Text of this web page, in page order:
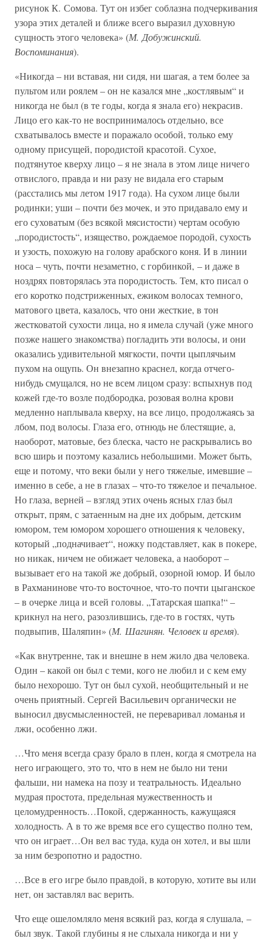
рисунок К. Сомова. Тут он избег соблазна подчеркивания
узора этих деталей и ближе всего выразил духовную
сущность этого человека» (М. Добужинский.
Воспоминания).
«Никогда – ни вставая, ни сидя, ни шагая, а тем более за
пультом или роялем – он не казался мне „костлявым“ и
никогда не был (в те годы, когда я знала его) некрасив.
Лицо его как-то не воспринималось отдельно, все
схватывалось вместе и поражало особой, только ему
одному присущей, породистой красотой. Сухое,
подтянутое кверху лицо – я не знала в этом лице ничего
отвислого, правда и ни разу не видала его старым
(расстались мы летом 1917 года). На сухом лице были
родинки; уши – почти без мочек, и это придавало ему и
его суховатым (без всякой мясистости) чертам особую
„породистость“, изящество, рождаемое породой, сухость
и узость, похожую на голову арабского коня. И в линии
носа – чуть, почти незаметно, с горбинкой, – и даже в
ноздрях повторялась эта породистость. Тем, кто писал о
его коротко подстриженных, ежиком волосах темного,
матового цвета, казалось, что они жесткие, в тон
жестковатой сухости лица, но я имела случай (уже много
позже нашего знакомства) погладить эти волосы, и они
оказались удивительной мягкости, почти цыплячьим
пухом на ощупь. Он внезапно краснел, когда отчего-
нибудь смущался, но не всем лицом сразу: вспыхнув под
кожей где-то возле подбородка, розовая волна крови
медленно наплывала кверху, на все лицо, продолжаясь за
лбом, под волосы. Глаза его, отнюдь не блестящие, а,
наоборот, матовые, без блеска, часто не раскрывались во
всю ширь и поэтому казались небольшими. Может быть,
еще и потому, что веки были у него тяжелые, имевшие –
именно в себе, а не в глазах – что-то тяжелое и печальное.
Но глаза, верней – взгляд этих очень ясных глаз был
открыт, прям, с затаенным на дне их добрым, детским
юмором, тем юмором хорошего отношения к человеку,
который „подначивает“, ножку подставляет, как в покере,
но никак, ничем не обижает человека, а наоборот –
вызывает его на такой же добрый, озорной юмор. И было
в Рахманинове что-то восточное, что-то почти цыганское
– в очерке лица и всей головы. „Татарская шапка!“ –
крикнул на него, разозлившись, где-то в гостях, чуть
подвыпив, Шаляпин» (М. Шагинян. Человек и время).
«Как внутренне, так и внешне в нем жило два человека.
Один – какой он был с теми, кого не любил и с кем ему
было нехорошо. Тут он был сухой, необщительный и не
очень приятный. Сергей Васильевич органически не
выносил двусмысленностей, не переваривал ломанья и
лжи, особенно лжи.
…Что меня всегда сразу брало в плен, когда я смотрела на
него играющего, это то, что в нем не было ни тени
фальши, ни намека на позу и театральность. Идеально
мудрая простота, предельная мужественность и
целомудренность…Покой, сдержанность, кажущаяся
холодность. А в то же время все его существо полно тем,
что он играет…Он вел вас туда, куда он хотел, и вы шли
за ним безропотно и радостно.
…Все в его игре было правдой, в которую, хотите вы или
нет, он заставлял вас верить.
Что еще ошеломляло меня всякий раз, когда я слушала, –
был звук. Такой глубины я не слыхала никогда и ни у